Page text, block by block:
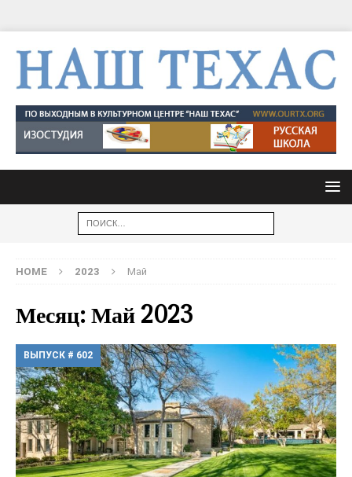
HOME 2023 Май
Месяц: Май 2023
ВЫПУСК # 602